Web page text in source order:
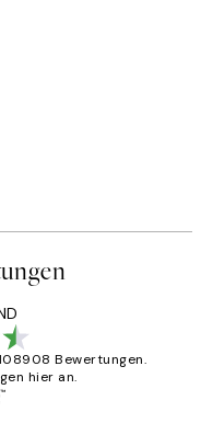
Bewertungen.
hier an.